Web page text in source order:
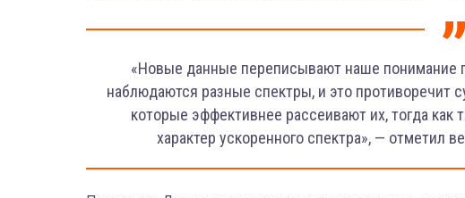
«Новые данные переписывают наше понимание
наблюдаются разные спектры, и это
которые эффективнее рассеивают их, тогда
характер ускоренного спектра», — отметил